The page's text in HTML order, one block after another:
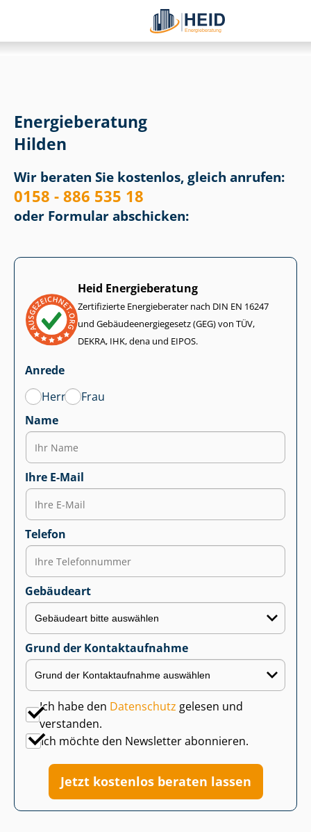
Energieberatung
Hilden
Wir beraten Sie kostenlos, gleich anrufen:
0158 - 886 535 18
oder Formular abschicken:
Heid Energieberatung
Zertifizierte Energieberater nach DIN EN 16247
und Ge­bäu­de­en­er­gie­ge­setz (GEG) von TÜV,
DEKRA, IHK, dena und EIPOS.
Anrede
Herr
Frau
Name
Ihre E-Mail
Telefon
Gebäudeart
Grund der Kontaktaufnahme
Ich habe den Datenschutz gelesen und
verstanden.
Ich möchte den Newsletter abonnieren.
Jetzt kostenlos beraten lassen